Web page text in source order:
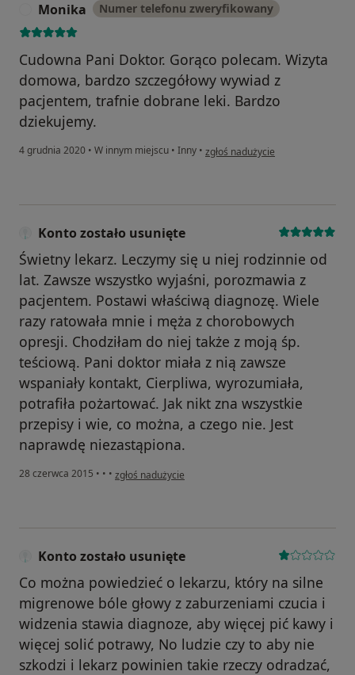
Monika Numer telefonu zweryfikowany
Cudowna Pani Doktor. Gorąco polecam. Wizyta
domowa, bardzo szczegółowy wywiad z
pacjentem, trafnie dobrane leki. Bardzo
dziekujemy.
4 grudnia 2020 • W innym miejscu • Inny • w opinii użytkownika Monika
zgłoś nadużycie
Konto zostało usunięte
Świetny lekarz. Leczymy się u niej rodzinnie od
lat. Zawsze wszystko wyjaśni, porozmawia z
pacjentem. Postawi właściwą diagnozę. Wiele
razy ratowała mnie i męża z chorobowych
opresji. Chodziłam do niej także z moją śp.
teściową. Pani doktor miała z nią zawsze
wspaniały kontakt, Cierpliwa, wyrozumiała,
potrafiła pożartować. Jak nikt zna wszystkie
przepisy i wie, co można, a czego nie. Jest
naprawdę niezastąpiona.
28 czerwca 2015 • • • w opinii użytkownika Konto zostało usunięte
zgłoś nadużycie
Konto zostało usunięte
Co można powiedzieć o lekarzu, który na silne
migrenowe bóle głowy z zaburzeniami czucia i
widzenia stawia diagnoze, aby więcej pić kawy i
więcej solić potrawy, No ludzie czy to aby nie
szkodzi i lekarz powinien takie rzeczy odradzać,